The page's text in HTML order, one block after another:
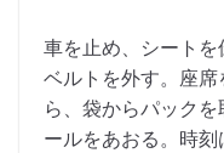
車を止め、シートを
ベルトを外す。座
ら、袋からパック
ールをあおる。時